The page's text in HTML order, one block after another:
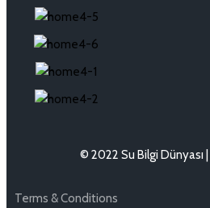
© 2022 Su Bilgi Dünyası |
Terms & Conditions